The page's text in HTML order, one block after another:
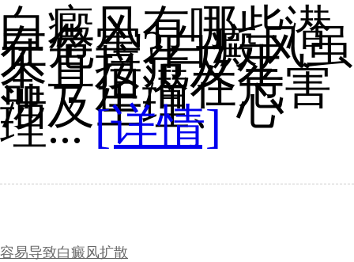
白癜风有哪些潜
在危害?白癜风虽
不直接危及生
命，但潜在危害
涉及生理、心
理...[详情]
容易导致白癜风扩散